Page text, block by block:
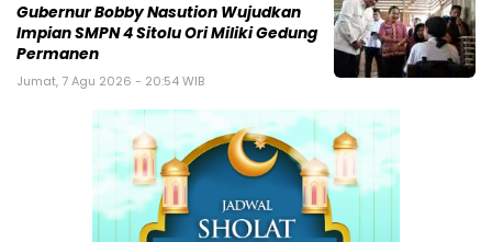
Gubernur Bobby Nasution Wujudkan
Impian SMPN 4 Sitolu Ori Miliki Gedung
Permanen
Jumat, 7 Agu 2026 - 20:54 WIB